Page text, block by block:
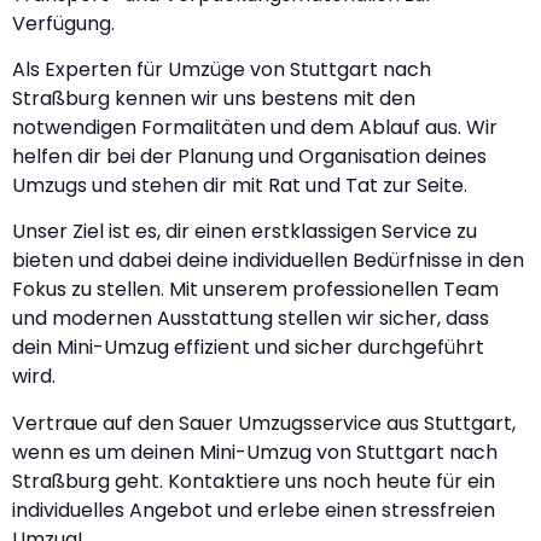
Verfügung.
Als Experten für Umzüge von Stuttgart nach
Straßburg kennen wir uns bestens mit den
notwendigen Formalitäten und dem Ablauf aus. Wir
helfen dir bei der Planung und Organisation deines
Umzugs und stehen dir mit Rat und Tat zur Seite.
Unser Ziel ist es, dir einen erstklassigen Service zu
bieten und dabei deine individuellen Bedürfnisse in den
Fokus zu stellen. Mit unserem professionellen Team
und modernen Ausstattung stellen wir sicher, dass
dein Mini-Umzug effizient und sicher durchgeführt
wird.
Vertraue auf den Sauer Umzugsservice aus Stuttgart,
wenn es um deinen Mini-Umzug von Stuttgart nach
Straßburg geht. Kontaktiere uns noch heute für ein
individuelles Angebot und erlebe einen stressfreien